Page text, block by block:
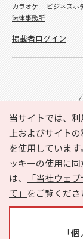
当サイトでは、
上およびサイト
を使用していま
ッキーの使用に
は、
「当社ウェ
て」 をご覧くださ
「
e-NAVITA（イ
利用規約
サイトマッ
カラオケ
ビジネスホ
法律事務所
掲載者ログイン